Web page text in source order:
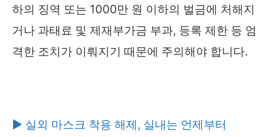
하의 징역 또는 1000만 원 이하의 벌금에 처해지
거나 과태료 및 제재부가금 부과, 등록 제한 등 엄
격한 조치가 이뤄지기 때문에 주의해야 합니다.
▶ 실외 마스크 착용 해제, 실내는 언제부터